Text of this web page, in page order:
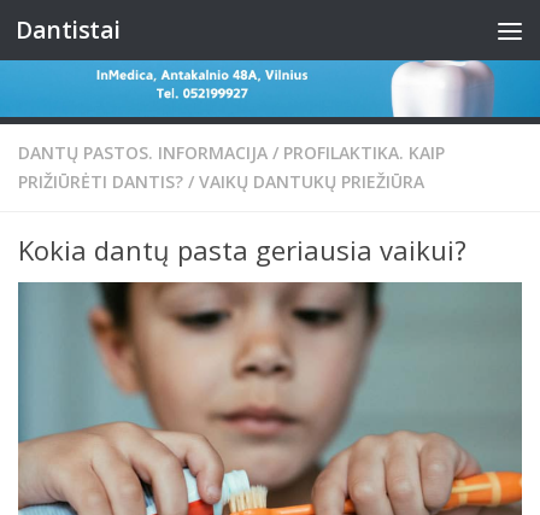
Skip to content
Dantistai
DANTŲ PASTOS. INFORMACIJA / PROFILAKTIKA. KAIP
PRIŽIŪRĖTI DANTIS? / VAIKŲ DANTUKŲ PRIEŽIŪRA
Kokia dantų pasta geriausia vaikui?